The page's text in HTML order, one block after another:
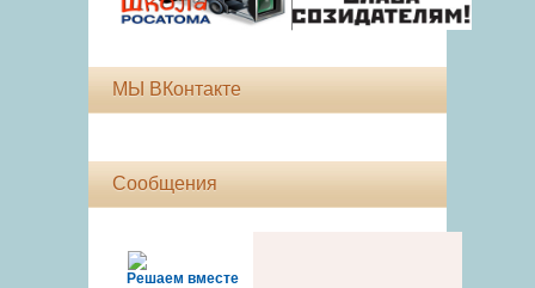
МЫ ВКонтакте
Сообщения
Решаем вместе